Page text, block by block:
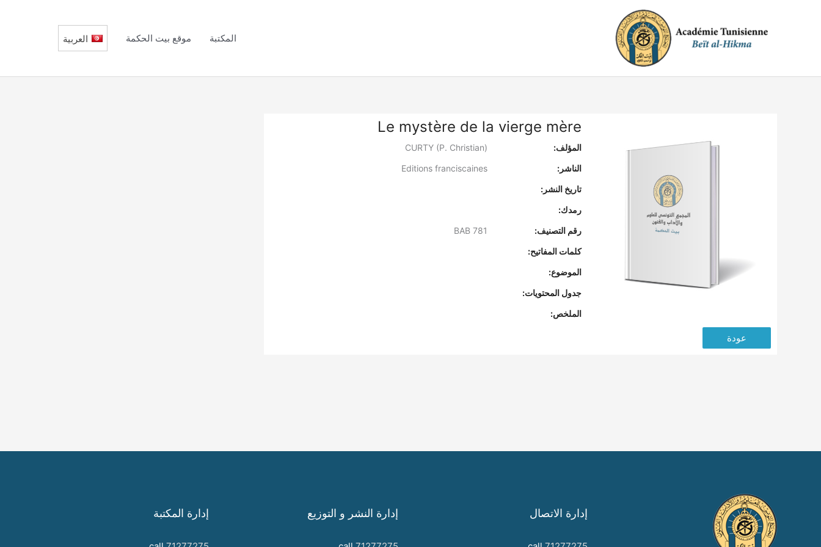
المكتبة موقع بيت الحكمة العربية
Le mystère de la vierge mère
المؤلف:
الناشر:
تاريخ النشر:
رمدك:
رقم التصنيف:
كلمات المفاتيح:
الموضوع:
جدول المحتويات:
الملخص:
عودة
إدارة الاتصال إدارة النشر و التوزيع إدارة المكتبة